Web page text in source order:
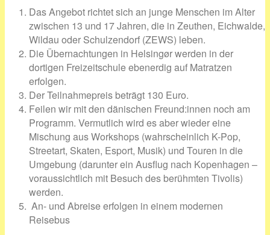
Das Angebot richtet sich an junge Menschen im Alter
zwischen 13 und 17 Jahren, die in Zeuthen, Eichwalde,
Wildau oder Schulzendorf (ZEWS) leben.
Die Übernachtungen in Helsingør werden in der
dortigen Freizeitschule ebenerdig auf Matratzen
erfolgen.
Der Teilnahmepreis beträgt 130 Euro.
Feilen wir mit den dänischen Freund:innen noch am
Programm. Vermutlich wird es aber wieder eine
Mischung aus Workshops (wahrscheinlich K-Pop,
Streetart, Skaten, Esport, Musik) und Touren in die
Umgebung (darunter ein Ausflug nach Kopenhagen –
voraussichtlich mit Besuch des berühmten Tivolis)
werden.
An- und Abreise erfolgen in einem modernen
Reisebus